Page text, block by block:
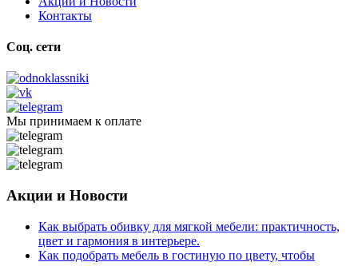
Контакты
Соц. сети
Мы принимаем к оплате
Акции и Новости
Как выбрать обивку для мягкой мебели: практичность,
цвет и гармония в интерьере.
Как подобрать мебель в гостиную по цвету, чтобы